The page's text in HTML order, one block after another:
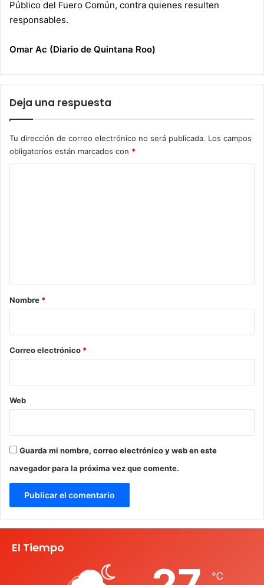
Público del Fuero Común, contra quienes resulten
responsables.
Omar Ac (Diario de Quintana Roo)
Deja una respuesta
Tu dirección de correo electrónico no será publicada. Los campos
obligatorios están marcados con *
r
*
Nombre *
Correo electrónico *
Web
Guarda mi nombre, correo electrónico y web en este
navegador para la próxima vez que comente.
El Tiempo
℃